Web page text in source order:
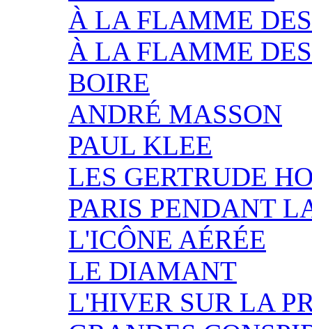
À LA FLAMME
À LA FLAMME
BOIRE
ANDRÉ MASSON
PAUL KLEE
LES GERTRUDE
PARIS PENDANT
L'ICÔNE AÉRÉE
LE DIAMANT
L'HIVER SUR LA